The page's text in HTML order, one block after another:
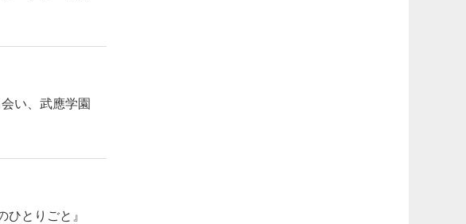
い、武應学園
とりごと』